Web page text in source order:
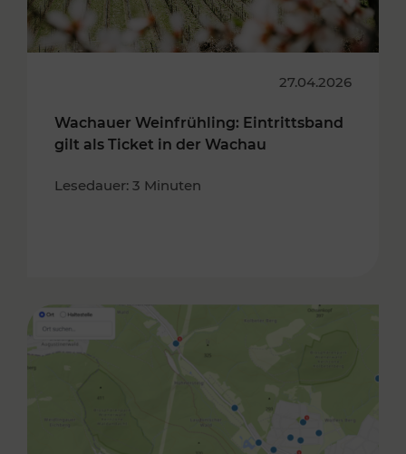
27.04.2026
Wachauer Weinfrühling: Eintrittsband
gilt als Ticket in der Wachau
Lesedauer: 3 Minuten